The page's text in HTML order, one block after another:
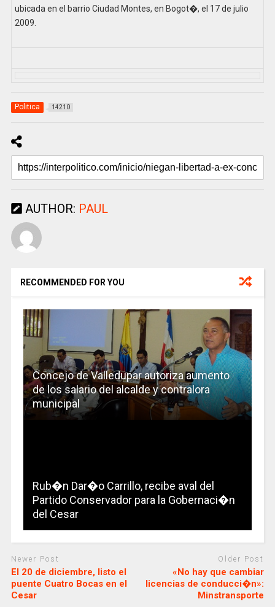
ubicada en el barrio Ciudad Montes, en Bogot�, el 17 de julio
2009.
Politica 14210
AUTHOR: PAUL
RECOMMENDED FOR YOU
Concejo de Valledupar autoriza aumento
de los salario del alcalde y contralora
municipal
Rub�n Dar�o Carrillo, recibe aval del
Partido Conservador para la Gobernaci�n
del Cesar
Newer Post
El 20 de diciembre, listo el
puente Cuatro Bocas en el
Cesar
Older Post
«No hay que cambiar
licencias de conducci�n»:
Minstransporte